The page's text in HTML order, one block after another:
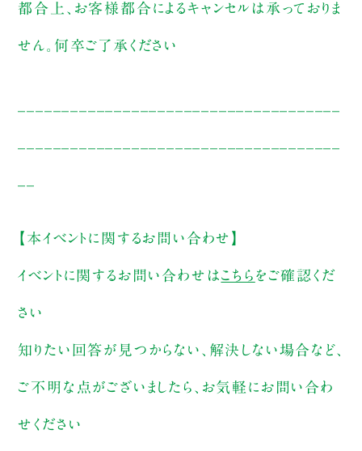
都合上、お客様都合によるキャンセルは承っておりま
せん。何卒ご了承ください
【本イベントに関するお問い合わせ】
イベントに関するお問い合わせはこちら をご確認くだ
さい
知りたい回答が見つからない、解決しない場合など、
ご不明な点がございましたら、お気軽にお問い合わ
せください